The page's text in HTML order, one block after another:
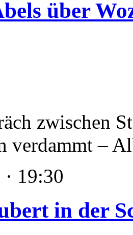
über
zwischen
verdammt –
19:30
in der